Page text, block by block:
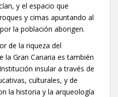
y el espacio que
y cimas apuntando al
la población aborigen.
de la riqueza del
Gran Canaria es también
insular a través de
culturales, y de
la historia y la arqueología